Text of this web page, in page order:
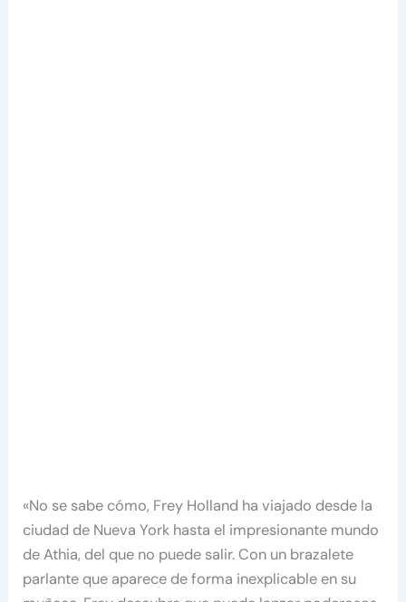
«No se sabe cómo, Frey Holland ha viajado desde la
ciudad de Nueva York hasta el impresionante mundo
de Athia, del que no puede salir. Con un brazalete
parlante que aparece de forma inexplicable en su